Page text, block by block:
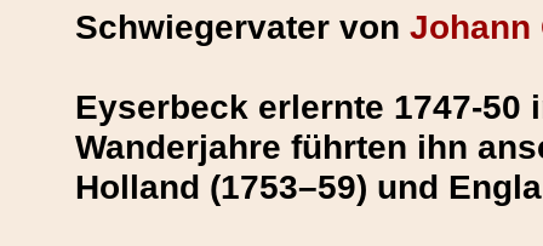
Schwiegervater von Johann
Eyserbeck erlernte 1747-50
Wanderjahre führten ihn
Holland (1753–59) und